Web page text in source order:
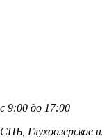
с 9:00 до 17:00
СПБ, Глухоозерское